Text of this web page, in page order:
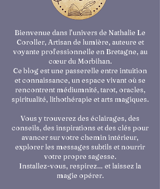
Bienvenue dans l’univers de Nathalie Le
Coroller, Artisan de lumière, auteure et
voyante professionnelle en Bretagne, au
cœur du Morbihan.
Ce blog est une passerelle entre intuition
et connaissance, un espace vivant où se
rencontrent médiumnité, tarot, oracles,
spiritualité, lithothérapie et arts magiques.
Vous y trouverez des éclairages, des
conseils, des inspirations et des clés pour
avancer sur votre chemin intérieur,
explorer les messages subtils et nourrir
votre propre sagesse.
Installez-vous, respirez… et laissez la
magie opérer.